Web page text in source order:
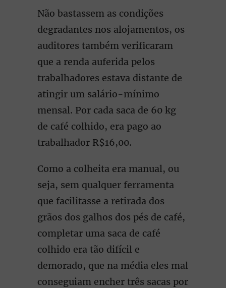
Não bastassem as condições
degradantes nos alojamentos, os
auditores também verificaram
que a renda auferida pelos
trabalhadores estava distante de
atingir um salário-mínimo
mensal. Por cada saca de 60 kg
de café colhido, era pago ao
trabalhador R$16,00.
Como a colheita era manual, ou
seja, sem qualquer ferramenta
que facilitasse a retirada dos
grãos dos galhos dos pés de café,
completar uma saca de café
colhido era tão difícil e
demorado, que na média eles mal
conseguiam encher três sacas por